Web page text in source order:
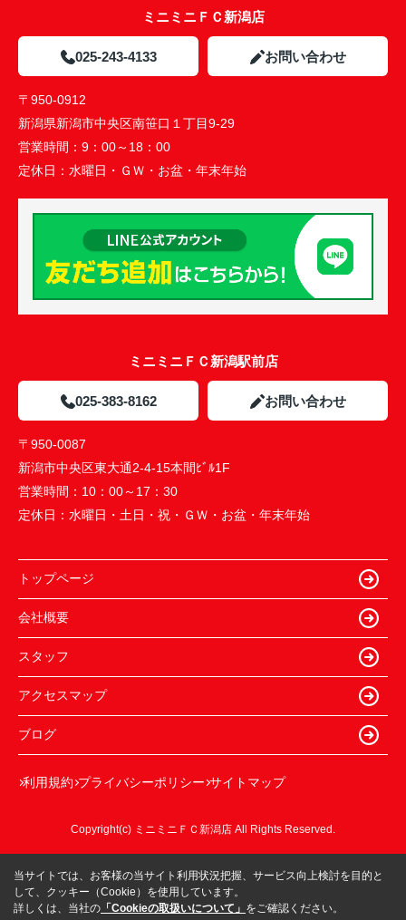
ミニミニＦＣ新潟店
025-243-4133 お問い合わせ
〒950-0912
新潟県新潟市中央区南笹口１丁目9-29
営業時間： 9：00～18：00
定休日： 水曜日・ＧＷ・お盆・年末年始
ミニミニＦＣ新潟駅前店
025-383-8162 お問い合わせ
〒950-0087
新潟市中央区東大通2-4-15本間ﾋﾞﾙ1F
営業時間： 10：00～17：30
定休日： 水曜日・土日・祝・ＧＷ・お盆・年末年始
トップページ
会社概要
スタッフ
アクセスマップ
ブログ
利用規約 プライバシーポリシー サイトマップ
Copyright(c) ミニミニＦＣ新潟店 All Rights Reserved.
当サイトでは、お客様の当サイト利用状況把握、サービス向上検討を目的と
して、クッキー（Cookie）を使用しています。
詳しくは、当社の 「Cookieの取扱いについて」 をご確認ください。